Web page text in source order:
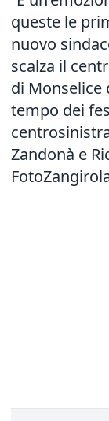
queste le
nuovo
scalza il
di Monselice
tempo dei
Zandonà e